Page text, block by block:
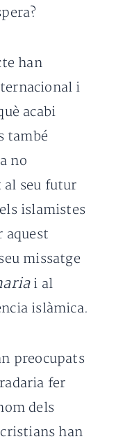
han
i
acabi
també
no
seu futur
islamistes
aquest
missatge
i al
islàmica.
preocupats
fer
dels
han